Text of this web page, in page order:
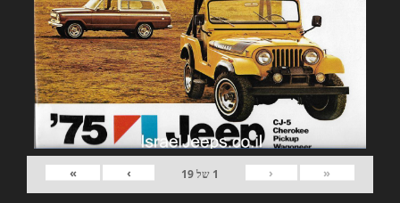
«
‹
1 של19
›
»